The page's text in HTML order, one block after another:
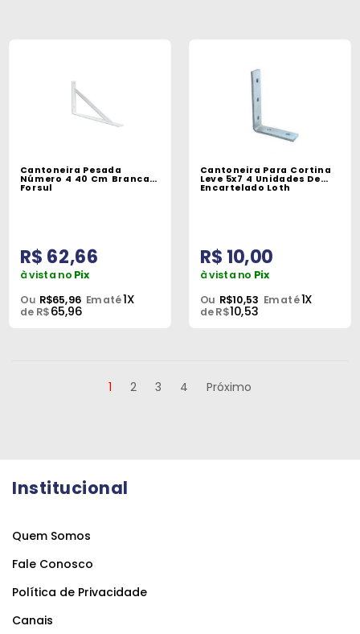
Cantoneira Pesada
Número 4 40 Cm Branca
Forsul
R$ 62,66
à vista no Pix
Ou R$65,96 Em até1X
de R$65,96
Cantoneira Para Cortina
Leve 5x7 4 Unidades De
Encartelado Loth
R$ 10,00
à vista no Pix
Ou R$10,53 Em até1X
de R$10,53
1 2 3 4 Próximo
Institucional
Quem Somos
Fale Conosco
Política de Privacidade
Canais